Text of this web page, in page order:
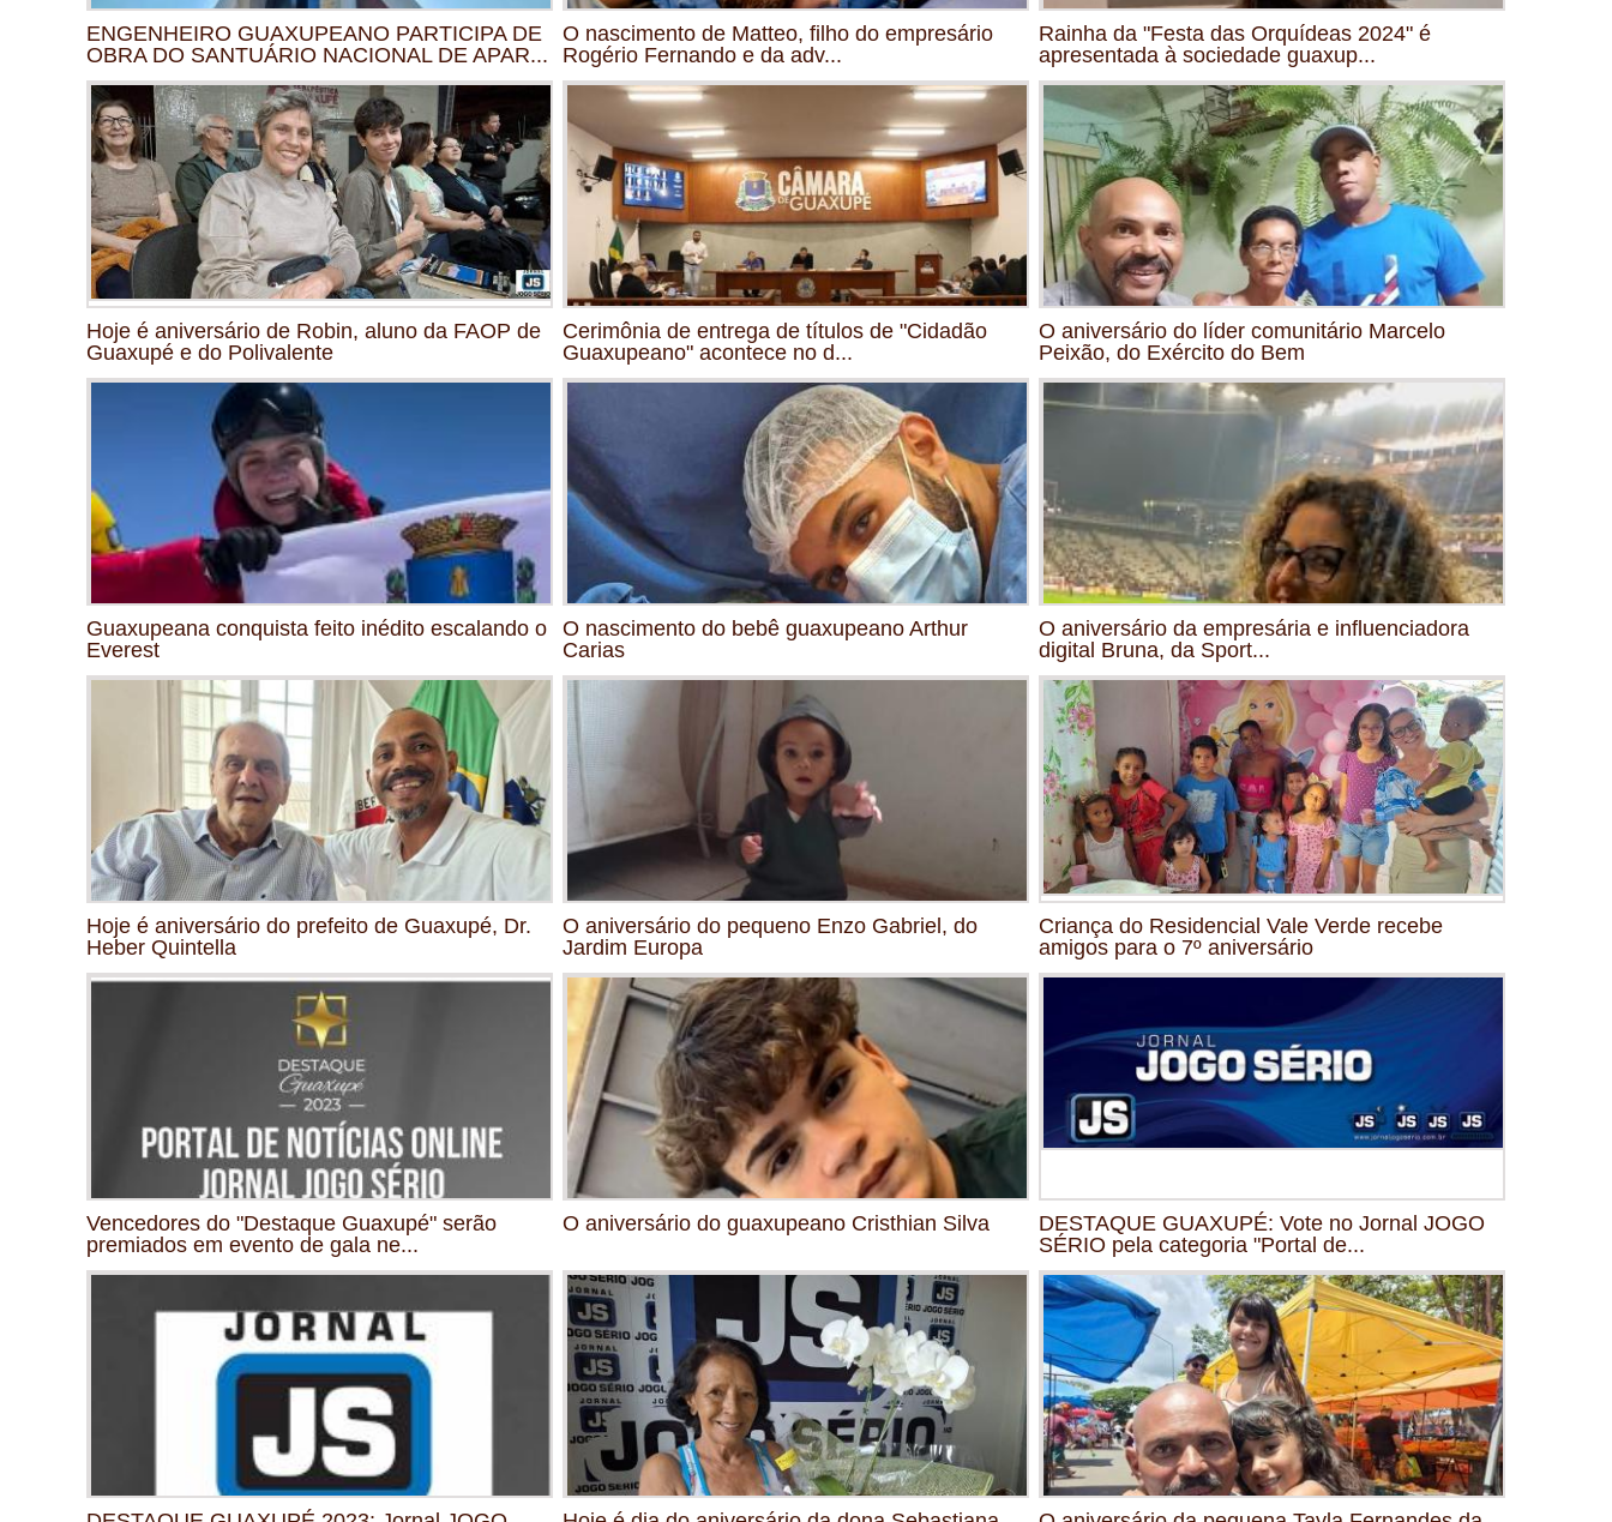
ENGENHEIRO GUAXUPEANO PARTICIPA DE
OBRA DO SANTUÁRIO NACIONAL DE APAR...
O nascimento de Matteo, filho do empresário
Rogério Fernando e da adv...
Rainha da "Festa das Orquídeas 2024" é
apresentada à sociedade guaxup...
Hoje é aniversário de Robin, aluno da FAOP de
Guaxupé e do Polivalente
Cerimônia de entrega de títulos de "Cidadão
Guaxupeano" acontece no d...
O aniversário do líder comunitário Marcelo
Peixão, do Exército do Bem
Guaxupeana conquista feito inédito escalando o
Everest
O nascimento do bebê guaxupeano Arthur
Carias
O aniversário da empresária e influenciadora
digital Bruna, da Sport...
Hoje é aniversário do prefeito de Guaxupé, Dr.
Heber Quintella
O aniversário do pequeno Enzo Gabriel, do
Jardim Europa
Criança do Residencial Vale Verde recebe
amigos para o 7º aniversário
Vencedores do "Destaque Guaxupé" serão
premiados em evento de gala ne...
O aniversário do guaxupeano Cristhian Silva
DESTAQUE GUAXUPÉ: Vote no Jornal JOGO
SÉRIO pela categoria "Portal de...